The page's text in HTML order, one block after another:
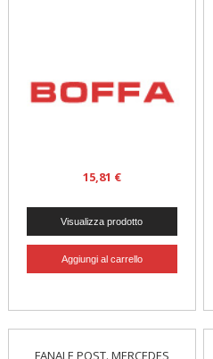
15,81 €
FANALE POST. MERCEDES